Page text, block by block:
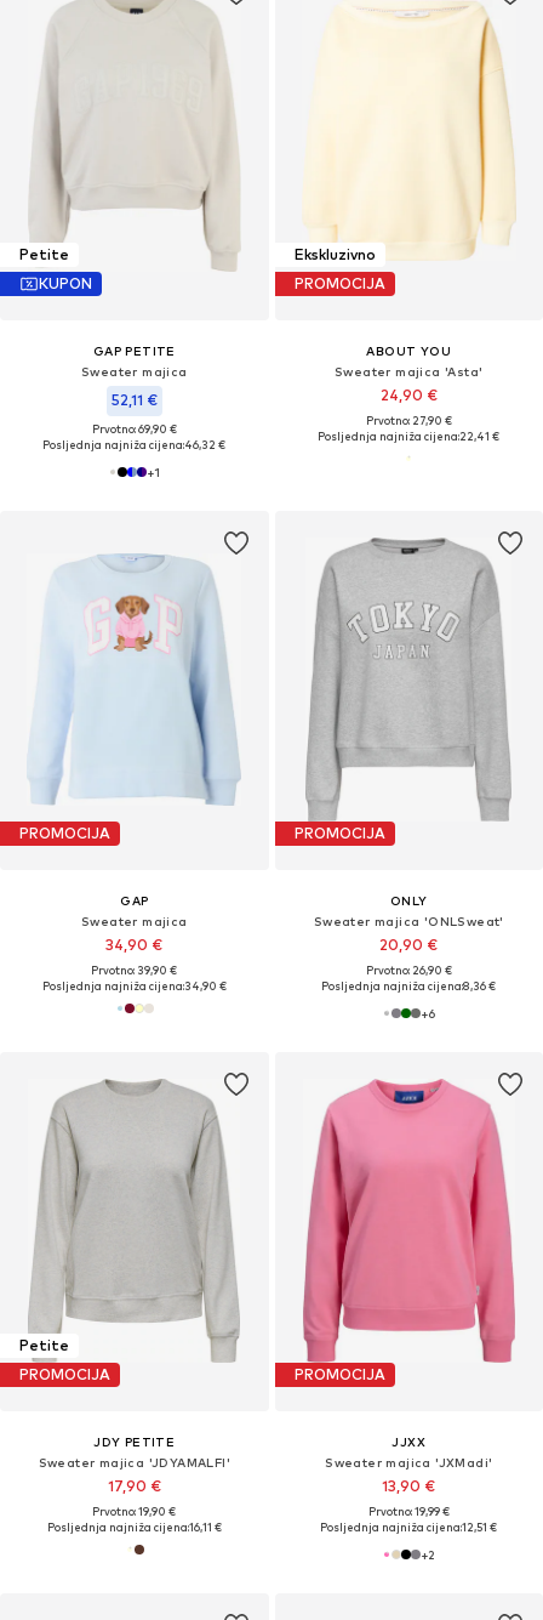
Petite
KUPON
GAP PETITE
Sweater majica
52,11 €
Prvotno: 69,90 €
Posljednja najniža cijena:46,32 €
+1
Ekskluzivno
PROMOCIJA
ABOUT YOU
Sweater majica 'Asta'
24,90 €
Prvotno: 27,90 €
Posljednja najniža cijena:22,41 €
PROMOCIJA
GAP
Sweater majica
34,90 €
Prvotno: 39,90 €
Posljednja najniža cijena:34,90 €
PROMOCIJA
ONLY
Sweater majica 'ONLSweat'
20,90 €
Prvotno: 26,90 €
Posljednja najniža cijena:8,36 €
+6
Petite
PROMOCIJA
JDY PETITE
Sweater majica 'JDYAMALFI'
17,90 €
Prvotno: 19,90 €
Posljednja najniža cijena:16,11 €
PROMOCIJA
JJXX
Sweater majica 'JXMadi'
13,90 €
Prvotno: 19,99 €
Posljednja najniža cijena:12,51 €
+2